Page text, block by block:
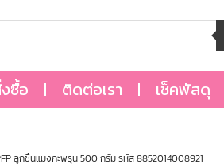
ซื้อ ติดต่อเรา เช็คพัสดุ
ลูกชิ้นแมงกะพรุน 500 กรัม รหัส 8852014008921